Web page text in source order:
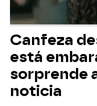
Canfeza
está
sorprende
noticia